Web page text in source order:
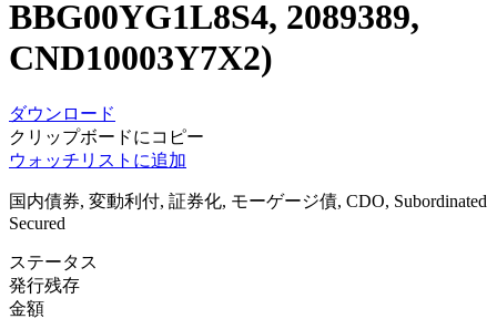
BBG00YG1L8S4, 2089389,
CND10003Y7X2)
ダウンロード
クリップボードにコピー
ウォッチリストに追加
国内債券, 変動利付, 証券化, モーゲージ債, CDO, Subordinated
Secured
ステータス
発行残存
金額